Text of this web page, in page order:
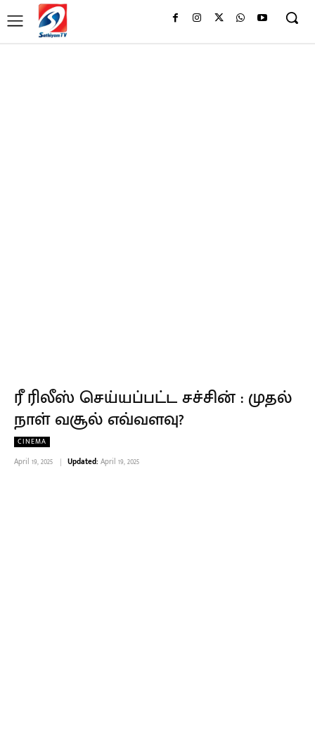
ரீ ரிலீஸ் செய்யப்பட்ட சச்சின் : முதல்
நாள் வசூல் எவ்வளவு?
CINEMA
April 19, 2025 Updated: April 19, 2025